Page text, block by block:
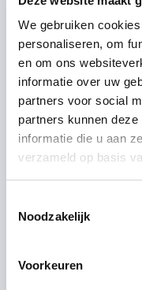
We gebruiken
personaliseren, om
en om ons
informatie over uw
partners voor social
partners kunnen
informatie die u aan
verzameld op basis
Noodzakelijk
Voorkeuren
Lagere
mogelijk
rekenwerk
In 2025 zullen